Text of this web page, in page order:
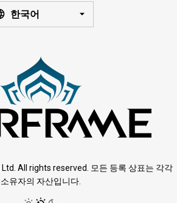
한국어
All rights reserved. 모든 등록 상표는 각각
소유자의 자산입니다.